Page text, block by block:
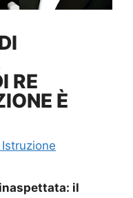
RE
È
il